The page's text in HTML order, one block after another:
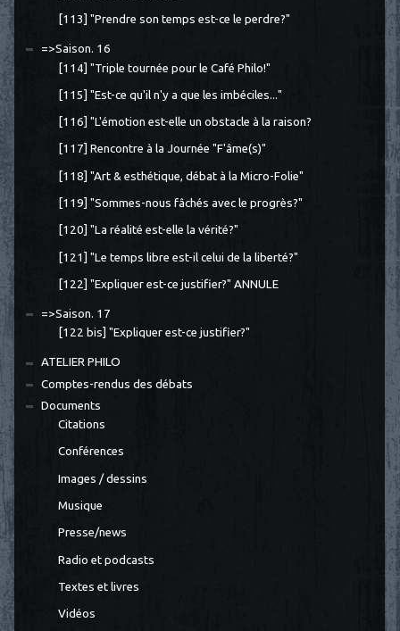
[113] "Prendre son temps est-ce le perdre?"
=>Saison. 16
[114] "Triple tournée pour le Café Philo!"
[115] "Est-ce qu'il n'y a que les imbéciles..."
[116] "L'émotion est-elle un obstacle à la raison?
[117] Rencontre à la Journée "F'âme(s)"
[118] "Art & esthétique, débat à la Micro-Folie"
[119] "Sommes-nous fâchés avec le progrès?"
[120] "La réalité est-elle la vérité?"
[121] "Le temps libre est-il celui de la liberté?"
[122] "Expliquer est-ce justifier?" ANNULE
=>Saison. 17
[122 bis] "Expliquer est-ce justifier?"
ATELIER PHILO
Comptes-rendus des débats
Documents
Citations
Conférences
Images / dessins
Musique
Presse/news
Radio et podcasts
Textes et livres
Vidéos